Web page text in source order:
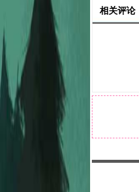
相关评论